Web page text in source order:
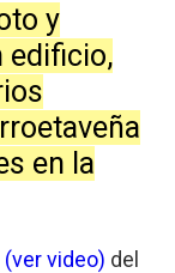
y
edificio,
en la
(ver video) del